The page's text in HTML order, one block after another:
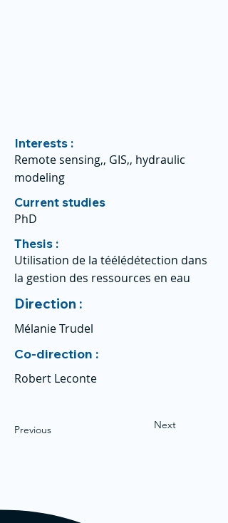
Interests :
Remote sensing,, GIS,, hydraulic
modeling
Current studies
PhD
Thesis :
Utilisation de la téélédétection dans
la gestion des ressources en eau
Direction :
Mélanie Trudel
Co-direction :
Robert Leconte
Previous Next